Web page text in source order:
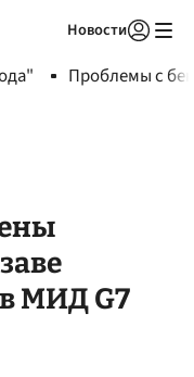
Новости
Проблемы с
МИД G7